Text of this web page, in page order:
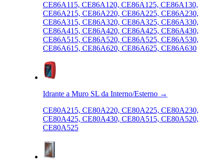
CE86A115, CE86A120, CE86A125, CE86A130,
CE86A215, CE86A220, CE86A225, CE86A230,
CE86A315, CE86A320, CE86A325, CE86A330,
CE86A415, CE86A420, CE86A425, CE86A430,
CE86A515, CE86A520, CE86A525, CE86A530,
CE86A615, CE86A620, CE86A625, CE86A630
Idrante a Muro SL da Interno/Esterno →
CE80A215, CE80A220, CE80A225, CE80A230,
CE80A425, CE80A430, CE80A515, CE80A520,
CE80A525